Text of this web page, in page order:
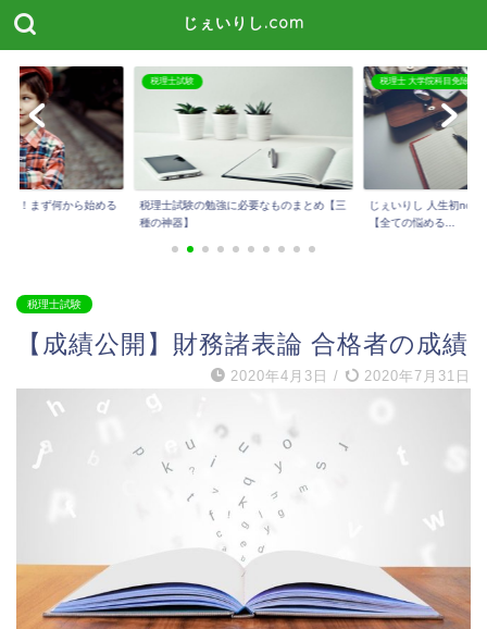
じぇいりし.com
い！まず何から始める
税理士試験
税理士試験の勉強に必要なものまとめ【三
種の神器】
税理士 大学院科目免除
じぇいりし 人生初note
【全ての悩める...
税理士試験
【成績公開】財務諸表論 合格者の成績
2020年4月3日 / 2020年7月31日